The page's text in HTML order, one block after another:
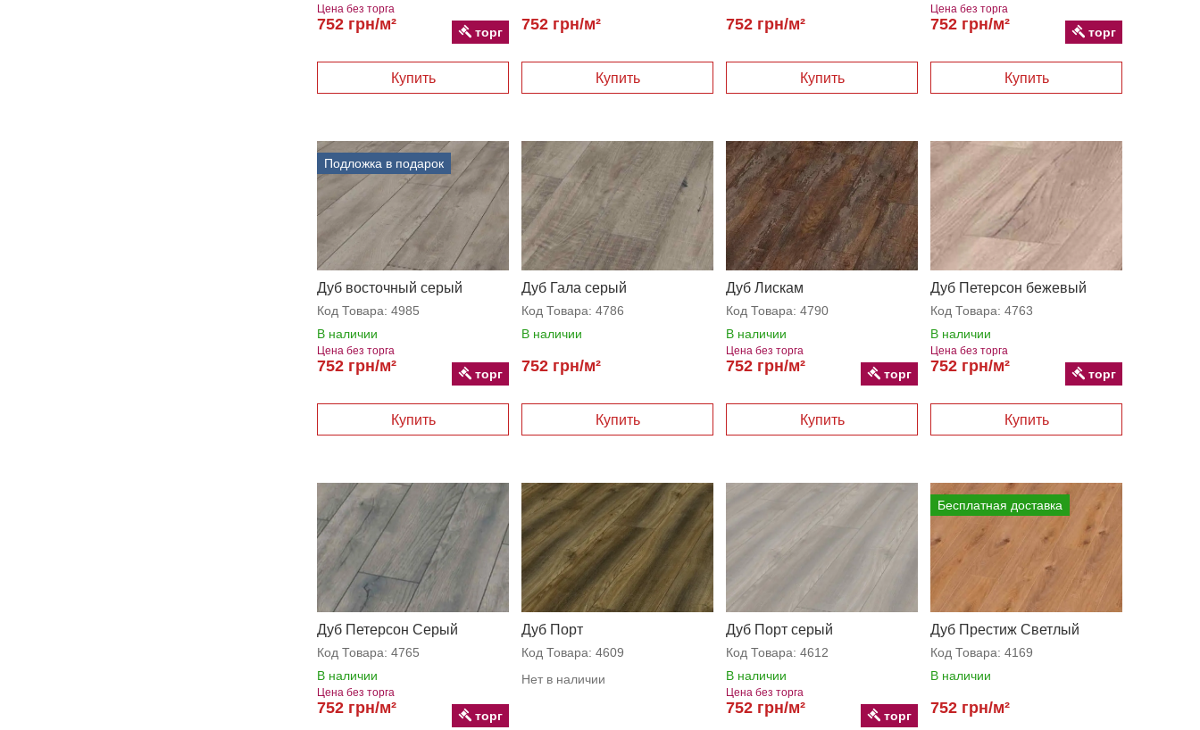
Цена без торга
752 грн/м² торг 752 грн/м² 752 грн/м²
Цена без торга
752 грн/м² торг
Подложка в подарок
Дуб восточный серый
Код Товара: 4985
В наличии
Цена без торга
752 грн/м² торг
Дуб Гала серый
Код Товара: 4786
В наличии
752 грн/м²
Дуб Лискам
Код Товара: 4790
В наличии
Цена без торга
752 грн/м² торг
Дуб Петерсон бежевый
Код Товара: 4763
В наличии
Цена без торга
752 грн/м² торг
Дуб Петерсон Серый
Код Товара: 4765
В наличии
Цена без торга
752 грн/м² торг
Дуб Порт
Код Товара: 4609
Нет в наличии
Дуб Порт серый
Код Товара: 4612
В наличии
Цена без торга
752 грн/м² торг
Бесплатная доставка
Дуб Престиж Светлый
Код Товара: 4169
В наличии
752 грн/м²